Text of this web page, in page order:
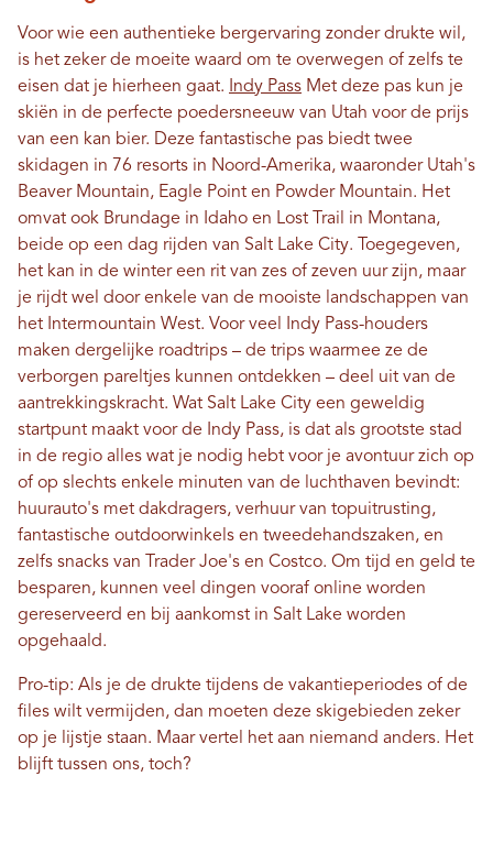
Voor wie een authentieke bergervaring zonder drukte wil,
is het zeker de moeite waard om te overwegen of zelfs te
eisen dat je hierheen gaat.
Indy Pass Met deze pas kun je
skiën in de perfecte poedersneeuw van Utah voor de prijs
van een kan bier. Deze fantastische pas biedt twee
skidagen in 76 resorts in Noord-Amerika, waaronder Utah's
Beaver Mountain, Eagle Point en Powder Mountain. Het
omvat ook Brundage in Idaho en Lost Trail in Montana,
beide op een dag rijden van Salt Lake City. Toegegeven,
het kan in de winter een rit van zes of zeven uur zijn, maar
je rijdt wel door enkele van de mooiste landschappen van
het Intermountain West. Voor veel Indy Pass-houders
maken dergelijke roadtrips – de trips waarmee ze de
verborgen pareltjes kunnen ontdekken – deel uit van de
aantrekkingskracht. Wat Salt Lake City een geweldig
startpunt maakt voor de Indy Pass, is dat als grootste stad
in de regio alles wat je nodig hebt voor je avontuur zich op
of op slechts enkele minuten van de luchthaven bevindt:
huurauto's met dakdragers, verhuur van topuitrusting,
fantastische outdoorwinkels en tweedehandszaken, en
zelfs snacks van Trader Joe's en Costco. Om tijd en geld te
besparen, kunnen veel dingen vooraf online worden
gereserveerd en bij aankomst in Salt Lake worden
opgehaald.
Pro-tip: Als je de drukte tijdens de vakantieperiodes of de
files wilt vermijden, dan moeten deze skigebieden zeker
op je lijstje staan. Maar vertel het aan niemand anders. Het
blijft tussen ons, toch?